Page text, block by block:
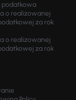
podatkowa
o realizowanej
za rok
o realizowanej
za rok